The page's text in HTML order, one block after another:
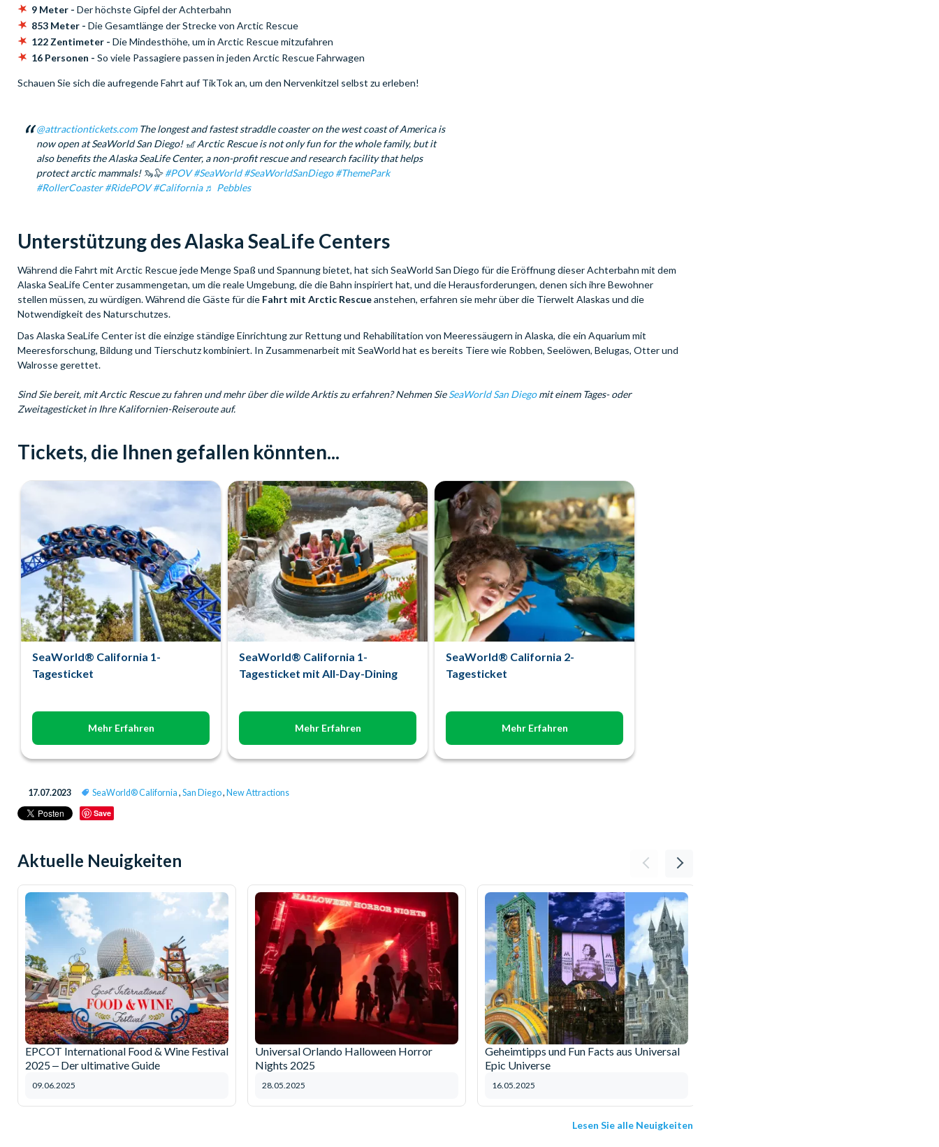
9 Meter - Der höchste Gipfel der Achterbahn
853 Meter - Die Gesamtlänge der Strecke von Arctic Rescue
122 Zentimeter - Die Mindesthöhe, um in Arctic Rescue mitzufahren
16 Personen - So viele Passagiere passen in jeden Arctic Rescue Fahrwagen
Schauen Sie sich die aufregende Fahrt auf TikTok an, um den Nervenkitzel selbst zu erleben!
@attractiontickets.comThe longest and fastest straddle coaster on the west coast of America is
now open at SeaWorld San Diego! 🎢 Arctic Rescue is not only fun for the whole family, but it
also benefits the Alaska SeaLife Center, a non-profit rescue and research facility that helps
protect arctic mammals! 🦦🦭#POV #SeaWorld #SeaWorldSanDiego #ThemePark
#RollerCoaster #RidePOV #California ♬ Pebbles
Unterstützung des Alaska SeaLife Centers
Während die Fahrt mit Arctic Rescue jede Menge Spaß und Spannung bietet, hat sich SeaWorld San Diego für die Eröffnung dieser Achterbahn mit dem
Alaska SeaLife Center zusammengetan, um die reale Umgebung, die die Bahn inspiriert hat, und die Herausforderungen, denen sich ihre Bewohner
stellen müssen, zu würdigen. Während die Gäste für die Fahrt mit Arctic Rescueanstehen, erfahren sie mehr über die Tierwelt Alaskas und die
Notwendigkeit des Naturschutzes.
Das Alaska SeaLife Center ist die einzige ständige Einrichtung zur Rettung und Rehabilitation von Meeressäugern in Alaska, die ein Aquarium mit
Meeresforschung, Bildung und Tierschutz kombiniert. In Zusammenarbeit mit SeaWorld hat es bereits Tiere wie Robben, Seelöwen, Belugas, Otter und
Walrosse gerettet.
Sind Sie bereit, mit Arctic Rescue zu fahren und mehr über die wilde Arktis zu erfahren? Nehmen SieSeaWorld San Diegomit einem Tages- oder
Zweitagesticket in Ihre Kalifornien-Reiseroute auf.
Tickets, die Ihnen gefallen könnten...
SeaWorld® California 1-
Tagesticket
Mehr Erfahren
SeaWorld® California 1-
Tagesticket mit All-Day-Dining
Mehr Erfahren
SeaWorld® California 2-
Tagesticket
Mehr Erfahren
17.07.2023 SeaWorld® California , San Diego, New Attractions
Save
Aktuelle Neuigkeiten
EPCOT International Food & Wine Festival
2025 ‒ Der ultimative Guide
09.06.2025
Universal Orlando Halloween Horror
Nights 2025
28.05.2025
Geheimtipps und Fun Facts aus Universal
Epic Universe
16.05.2025
Lesen Sie alle Neuigkeiten